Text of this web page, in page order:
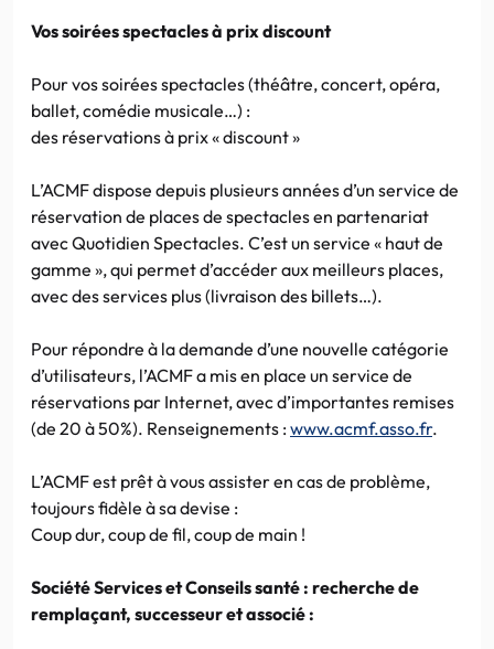
Vos soirées spectacles à prix discount
Pour vos soirées spectacles (théâtre, concert, opéra,
ballet, comédie musicale…) :
des réservations à prix « discount »
L’ACMF dispose depuis plusieurs années d’un service de
réservation de places de spectacles en partenariat
avec Quotidien Spectacles. C’est un service « haut de
gamme », qui permet d’accéder aux meilleurs places,
avec des services plus (livraison des billets…).
Pour répondre à la demande d’une nouvelle catégorie
d’utilisateurs, l’ACMF a mis en place un service de
réservations par Internet, avec d’importantes remises
(de 20 à 50%). Renseignements :www.acmf.asso.fr.
L’ACMF est prêt à vous assister en cas de problème,
toujours fidèle à sa devise :
Coup dur, coup de fil, coup de main !
Société Services et Conseils santé : recherche de
remplaçant, successeur et associé :